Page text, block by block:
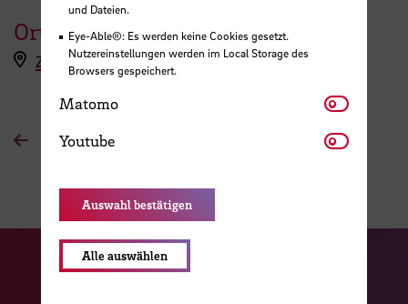
Ort
Zoom-Raum
Zur Übersichtsseite
Zu unserer Facebook
und Dateien.
Eye-Able®: Es werden keine Cookies gesetzt.
Nutzereinstellungen werden im Local Storage des
Browsers gespeichert.
Matomo Matomo
Youtube Youtube
Auswahl bestätigen
Alle auswählen